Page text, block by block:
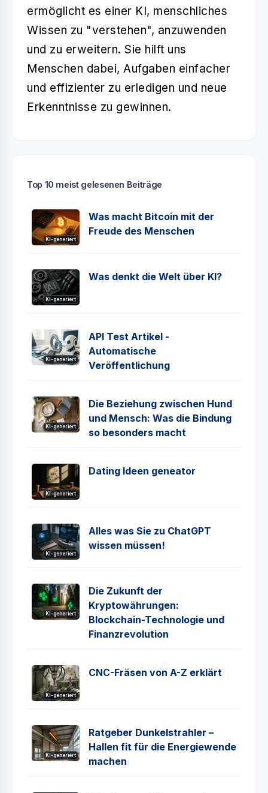
ermöglicht es einer KI, menschliches
Wissen zu "verstehen", anzuwenden
und zu erweitern. Sie hilft uns
Menschen dabei, Aufgaben einfacher
und effizienter zu erledigen und neue
Erkenntnisse zu gewinnen.
Top 10 meist gelesenen Beiträge
KI-generiert
Was macht Bitcoin mit der
Freude des Menschen
KI-generiert
Was denkt die Welt über KI?
KI-generiert
API Test Artikel -
Automatische
Veröffentlichung
KI-generiert
Die Beziehung zwischen Hund
und Mensch: Was die Bindung
so besonders macht
KI-generiert
Dating Ideen geneator
KI-generiert
Alles was Sie zu ChatGPT
wissen müssen!
KI-generiert
Die Zukunft der
Kryptowährungen:
Blockchain-Technologie und
Finanzrevolution
KI-generiert
CNC-Fräsen von A-Z erklärt
KI-generiert
Ratgeber Dunkelstrahler –
Hallen fit für die Energiewende
machen